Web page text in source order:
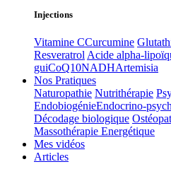
Injections
Vitamine CCurcumine
Resveratrol Acide alpha-
guiCoQ10NADHArtemisia
Nos Pratiques
Naturopathie Nutrithérapie
EndobiogénieEndocrino-
Décodage biologique
Massothérapie Energétique
Mes vidéos
Articles